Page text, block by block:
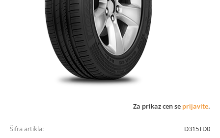
Za prikaz cen se prijavite.
Šifra artikla:
D315TD0